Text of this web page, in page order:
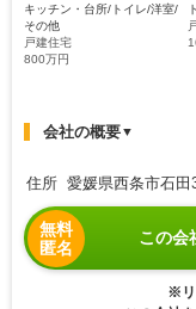
キッチン・台所/トイレ/洋室/
その他
戸建住宅
800万円
会社の概要▼
住所 愛媛県西条市石田
無料
匿名
この会
※リ